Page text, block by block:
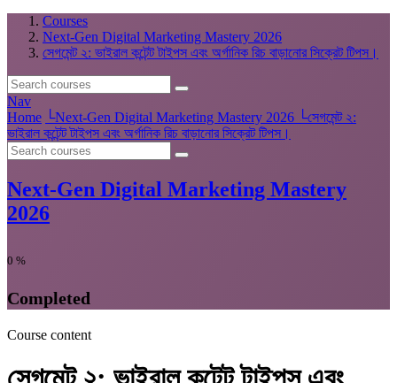
Courses
Next-Gen Digital Marketing Mastery 2026
সেগমেন্ট ২: ভাইরাল কন্টেন্ট টাইপস এবং অর্গানিক রিচ বাড়ানোর সিক্রেট টিপস।
Nav
Home └Next-Gen Digital Marketing Mastery 2026 └সেগমেন্ট ২:
ভাইরাল কন্টেন্ট টাইপস এবং অর্গানিক রিচ বাড়ানোর সিক্রেট টিপস।
Next-Gen Digital Marketing Mastery
2026
0 %
Completed
Course content